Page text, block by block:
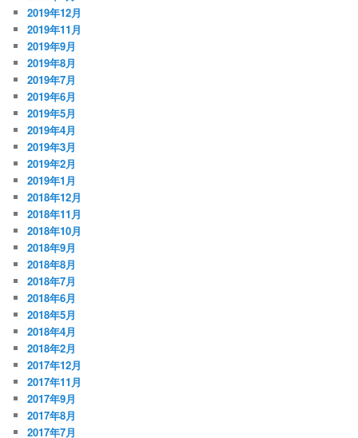
2019年12月
2019年11月
2019年9月
2019年8月
2019年7月
2019年6月
2019年5月
2019年4月
2019年3月
2019年2月
2019年1月
2018年12月
2018年11月
2018年10月
2018年9月
2018年8月
2018年7月
2018年6月
2018年5月
2018年4月
2018年2月
2017年12月
2017年11月
2017年9月
2017年8月
2017年7月